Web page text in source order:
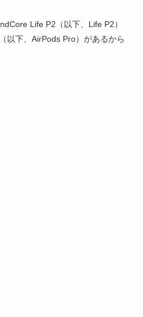
Life P2（以下、Life P2）
以下、AirPods Pro）があるから